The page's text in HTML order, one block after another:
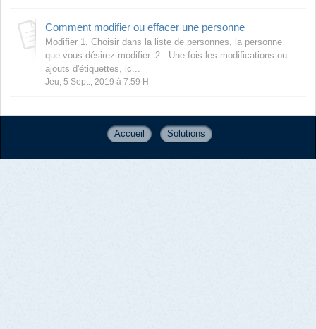
Comment modifier ou effacer une personne
Modifier 1. Choisir dans la liste de personnes, la personne
que vous désirez modifier. 2. Une fois les modifications ou
ajouts d'étiquettes, ic...
Jeu, 5 Sept., 2019 à 7:59 H
Accueil Solutions